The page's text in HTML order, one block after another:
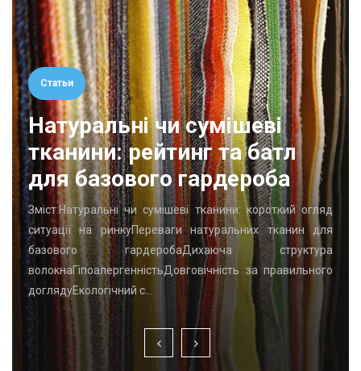
Статьи
Натуральні чи сумішеві
тканини: рейтинг та батл
для базового гардероба
Зміст:Натуральні чи сумішеві тканини: короткий огляд
ситуації на ринкуПереваги натуральних тканин для
базового гардеробаДихаюча структура
волокнаГіпоалергенністьДовговічність за правильного
доглядуЕкологічний с…